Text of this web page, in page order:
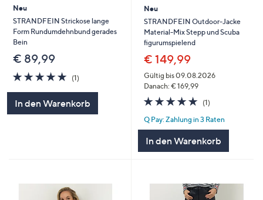
Neu
STRANDFEIN Strickose lange
Form Rundumdehnbund gerades
Bein
€ 89,99
5.0
von
(1)1
In den Warenkorb
Neu
STRANDFEIN Outdoor-Jacke
Material-Mix Stepp und Scuba
figurumspielend
€ 149,99
Gültig bis 09.08.2026
Danach: € 169,99
5.0
von
5
(1)1
Q Pay: Zahlung in 3 Raten
In den Warenkorb